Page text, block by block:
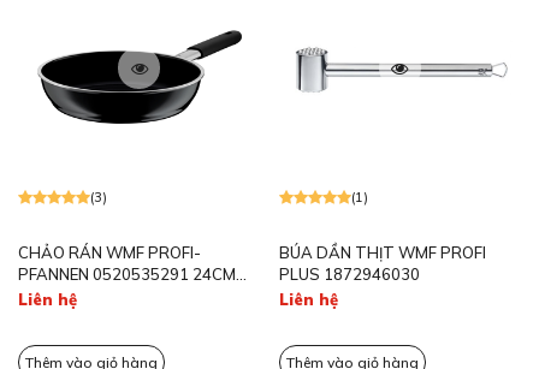
(3)
CHẢO RÁN WMF PROFI-
PFANNEN 0520535291 24CM
MÀU ĐEN
Liên hệ
Thêm vào giỏ hàng
(1)
BÚA DẦN THỊT WMF PROFI
PLUS 1872946030
Liên hệ
Thêm vào giỏ hàng